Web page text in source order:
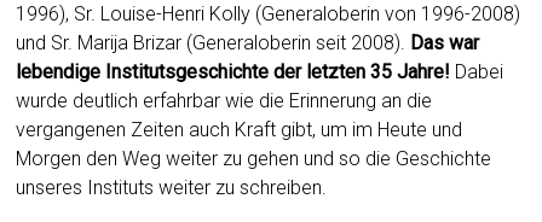
1996), Sr. Louise-Henri Kolly (Generaloberin von 1996-2008)
und Sr. Marija Brizar (Generaloberin seit 2008). Das war
lebendige Institutsgeschichte der letzten 35 Jahre! Dabei
wurde deutlich erfahrbar wie die Erinnerung an die
vergangenen Zeiten auch Kraft gibt, um im Heute und
Morgen den Weg weiter zu gehen und so die Geschichte
unseres Instituts weiter zu schreiben.